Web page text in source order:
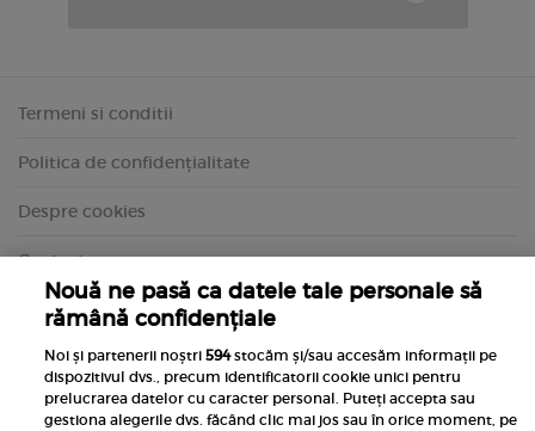
Termeni si conditii
Politica de confidențialitate
Despre cookies
Contact
Nouă ne pasă ca datele tale personale să
rămână confidențiale
Noi și partenerii noștri594stocăm și/sau accesăm informații pe
dispozitivul dvs., precum identificatorii cookie unici pentru
prelucrarea datelor cu caracter personal. Puteți accepta sau
gestiona alegerile dvs. făcând clic mai jos sau în orice moment, pe